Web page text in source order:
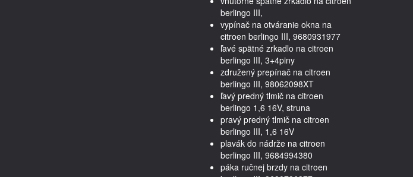
berlingo III,
vypínač na otváranie okna na
citroen berlingo III, 9680931977
ľavé spätné zrkadlo na citroen
berlingo III, 3+4piny
združený prepínač na citroen
berlingo III, 98062098XT
ľavý predný tlmič na citroen
berlingo 1,6 16V, struna
pravý predný tlmič na citroen
berlingo III, 1,6 16V
plavák do nádrže na citroen
berlingo III, 9684994380
páka ručnej brzdy na citroen